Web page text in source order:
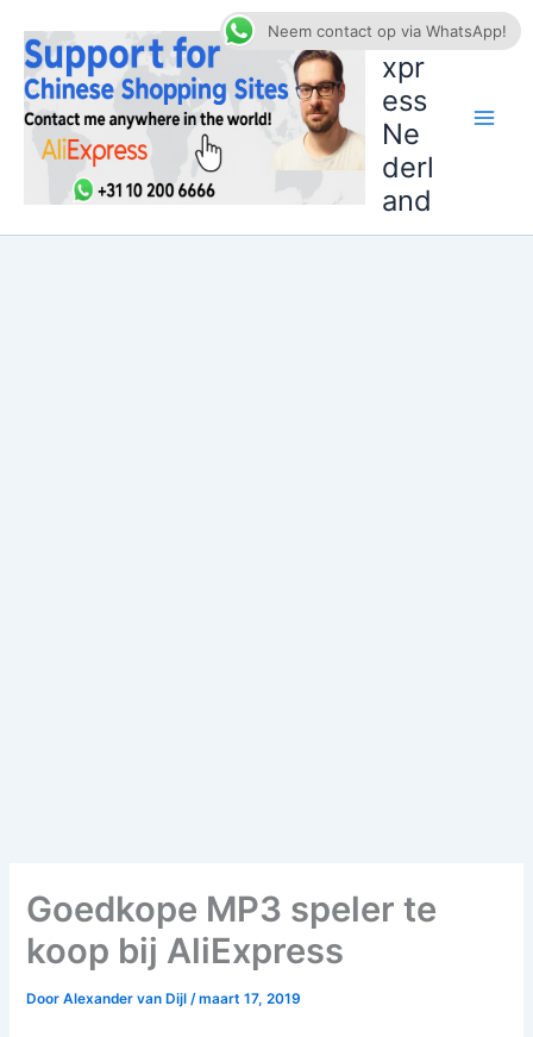
naar
inhoud
AliE
xpr
ess
Ne
derl
and
Goedkope MP3 speler te
koop bij AliExpress
DoorAlexander van Dijl/maart 17, 2019
Neem contact op via WhatsApp!